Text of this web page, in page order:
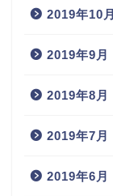
2019年10月
2019年9月
2019年8月
2019年7月
2019年6月